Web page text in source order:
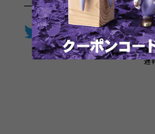
Twitter
通